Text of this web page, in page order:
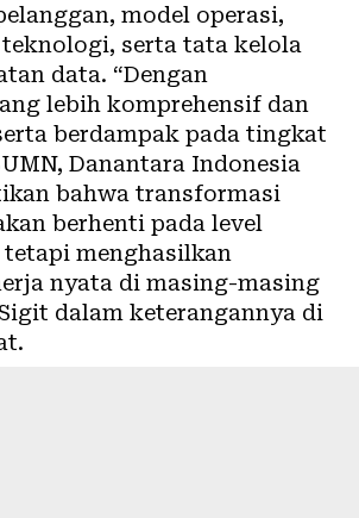
model operasi,
serta tata kelola
data. “Dengan
lebih komprehensif dan
berdampak pada tingkat
Danantara Indonesia
bahwa transformasi
berhenti pada level
tetapi menghasilkan
nyata di masing-masing
dalam keterangannya di